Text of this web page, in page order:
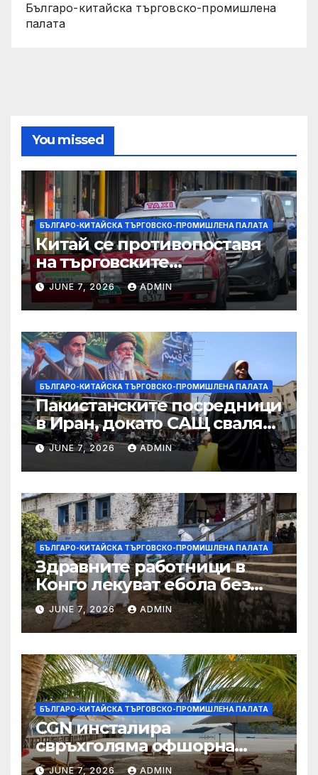
Българо-китайска търговско-промишлена
палата
You missed
БЪЛГАРО-КИТАЙСКА ТЪРГОВСКО-ПРОМИШЛЕНА ПАЛАТА
Китай се противопоставя
на търговските
ограничителни мерки на
САЩ във връзка с искове за
принудителен труд:
Министерство на
търговията
JUNE 7, 2026 ADMIN
БЪЛГАРО-КИТАЙСКА ТЪРГОВСКО-ПРОМИШЛЕНА ПАЛАТА
Пакистанските посредници
в Иран, докато САЩ свалят
дронове, Ливан търси мир
JUNE 7, 2026 ADMIN
БЪЛГАРО-КИТАЙСКА ТЪРГОВСКО-ПРОМИШЛЕНА ПАЛАТА
Здравните работници в
Конго лекуват ебола без
заплащане, докато СЗО
търси ресурси
JUNE 7, 2026 ADMIN
БЪЛГАРО-КИТАЙСКА ТЪРГОВСКО-ПРОМИШЛЕНА ПАЛАТА
CGN инсталира
свръхголяма офшорна
вятърна турбина с мощност
JUNE 7, 2026 ADMIN